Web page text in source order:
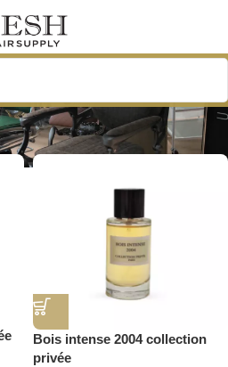
Bois intense 2004 collection
privée